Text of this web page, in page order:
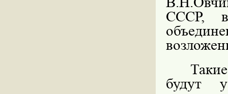
СССР,
будут